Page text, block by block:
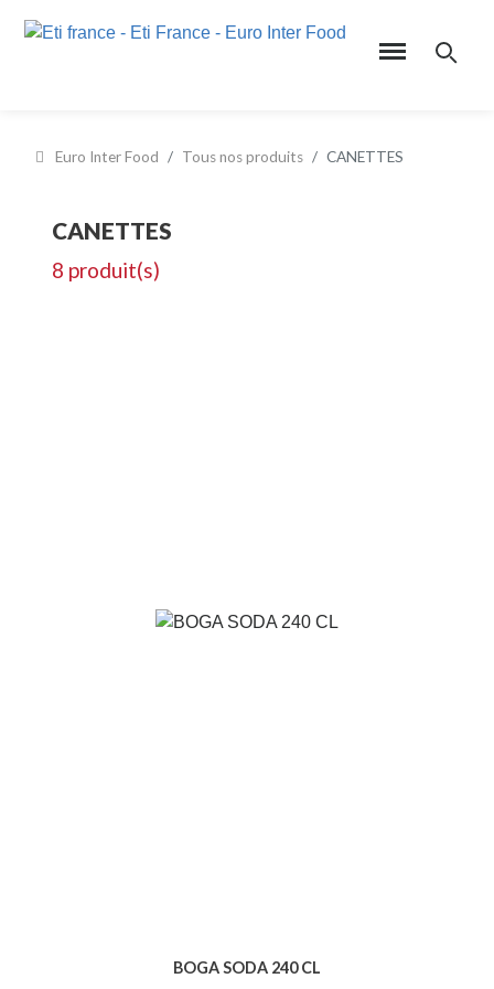
Euro Inter Food Tous nos produits CANETTES
CANETTES
8 produit(s)
BOGA SODA 240 CL